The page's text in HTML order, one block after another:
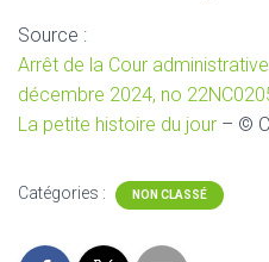
Source :
Arrêt de la Cour
décembre 2024, no
La petite histoire du jour – ©
Catégories : NON CLASSÉ